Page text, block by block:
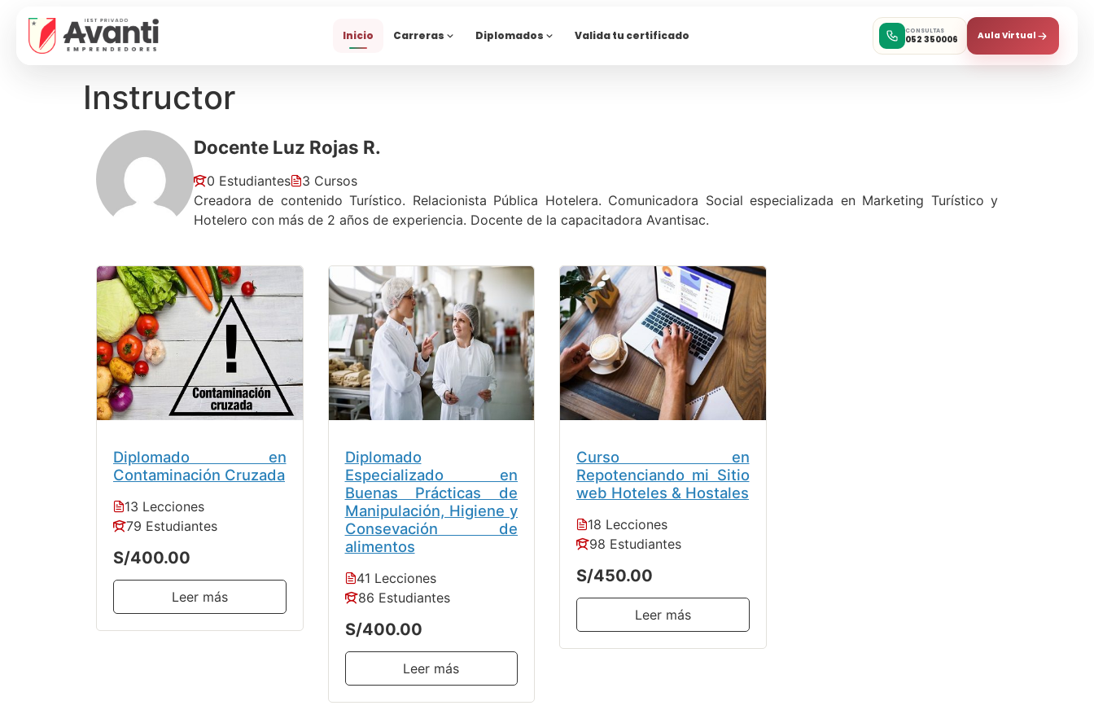
Inicio Carreras Diplomados Valida tu certificado CONSULTAS
052 350006 Aula Virtual
Instructor
Docente Luz Rojas R.
0 Estudiantes
3 Cursos
Creadora de contenido Turístico. Relacionista Pública Hotelera. Comunicadora Social especializada en Marketing Turístico y
Hotelero con más de 2 años de experiencia. Docente de la capacitadora Avantisac.
Diplomado en
Contaminación Cruzada
13 Lecciones
79 Estudiantes
S/400.00
Leer más
Diplomado
Especializado en
Buenas Prácticas de
Manipulación, Higiene y
Consevación de
alimentos
41 Lecciones
86 Estudiantes
S/400.00
Leer más
Curso en
Repotenciando mi Sitio
web Hoteles & Hostales
18 Lecciones
98 Estudiantes
S/450.00
Leer más